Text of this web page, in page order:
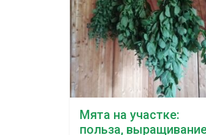
Мята на участке:
польза,